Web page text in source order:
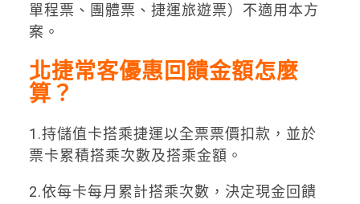
單程票、團體票、捷運旅遊票）不適用本方
案。
北捷常客優惠回饋金額怎麼
算？
1.持儲值卡搭乘捷運以全票票價扣款，並於
票卡累積搭乘次數及搭乘金額。
2.依每卡每月累計搭乘次數，決定現金回饋